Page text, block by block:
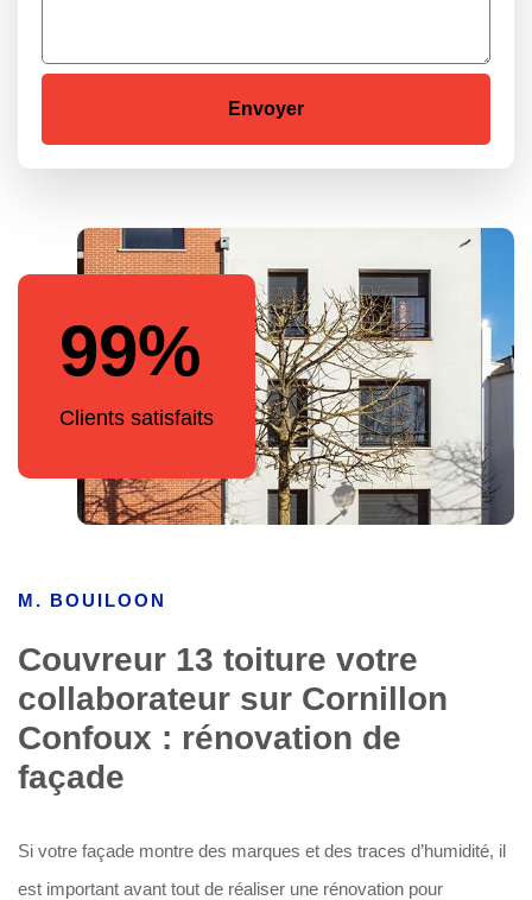
99%
Clients satisfaits
M. BOUILOON
Couvreur 13 toiture votre
collaborateur sur Cornillon
Confoux : rénovation de
façade
Si votre façade montre des marques et des traces d’humidité, il
est important avant tout de réaliser une rénovation pour